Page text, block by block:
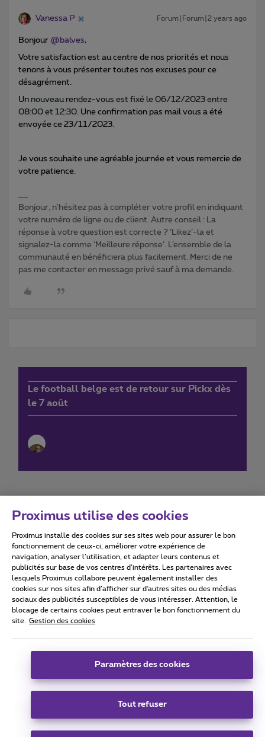
Vanessa P Forum|Forum|2 years ago
Bonjour @balves,
Votre satisfaction est au centre de nos priorités et nous
tenons à vous présenter toutes nos excuses pour ce
désagrément.
Un nouveau rendez-vous est fixé le 06/12/2023 entre
08:00 et 12:30. Une confirmation pas mail vous a été
envoyée ce 23/11/2023.
Je vous souhaite une agréable journée et vous remercie de
votre patience.
Bonjour, n'hésitez pas à compléter votre profil en indiquant
votre numéro de ligne ou de client. Autre conseil : La
réponse à votre question est correcte ? ‘Likez’-la et
signalez-la comme ‘Meilleure réponse’. L’ensemble de la
communauté en bénéficiera plus facilement. Merci de ne
pas me contacter en message privé sauf à ma demande.
Le football belge est de retour sur Pickx dès
le 7 août
Conditions d'utilisation Accessibility statement
Tous droits réservés. © 2026 Proximus
Conditions générales, info consommateur
Coordonnées de l’entreprise
Boulevard du Roi Albert II 27 - B-1030 Bruxelles.
Carrier & Wholesale Solutions
Proximus utilise des cookies
Proximus installe des cookies sur ses sites web pour assurer le bon
fonctionnement de ceux-ci, améliorer votre expérience de
navigation, analyser l’utilisation, et adapter leurs contenus et
publicités sur base de vos centres d’intérêts. Les partenaires avec
lesquels Proximus collabore peuvent également installer des
cookies sur nos sites afin d’afficher sur d'autres sites ou des médias
sociaux des publicités susceptibles de vous intéresser. Attention, le
blocage de certains cookies peut entraver le bon fonctionnement du
site.
Gestion des cookies
Paramètres des cookies
Tout refuser